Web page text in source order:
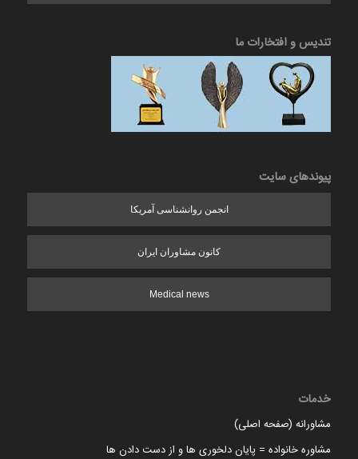
تندیس و افتخارات ما
پیوندهای سایت
انجمن روانشناسی آمریکا
کانون مشاوران ایران
Medical news
خدمات
مشاورانه (صفحه اصلی)
مشاوره خانواده = پایان دلخوری ها و از دست دادن ها